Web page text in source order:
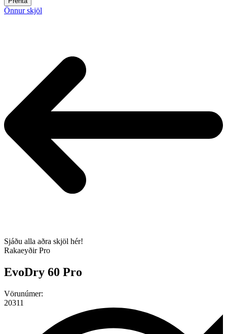
Önnur skjöl
Sjáðu alla aðra skjöl hér!
Rakaeyðir Pro
EvoDry 60 Pro
Vörunúmer:
20311